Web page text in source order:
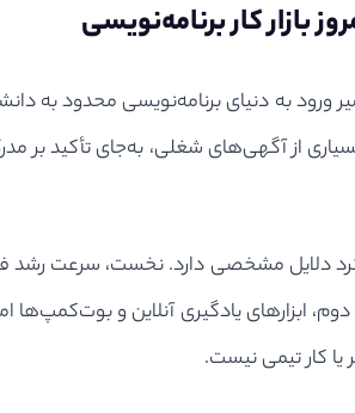
بازار کار برنامه‌نویسی
ورود به دنیای برنامه‌نویسی محدود به
دلایل مشخصی دارد. نخست، سرعت رشد
ابزارهای یادگیری آنلاین و بوت‌کمپ‌ها
کار تیمی نیست.